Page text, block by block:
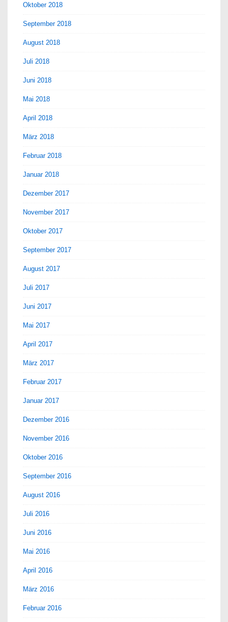
Oktober 2018
September 2018
August 2018
Juli 2018
Juni 2018
Mai 2018
April 2018
März 2018
Februar 2018
Januar 2018
Dezember 2017
November 2017
Oktober 2017
September 2017
August 2017
Juli 2017
Juni 2017
Mai 2017
April 2017
März 2017
Februar 2017
Januar 2017
Dezember 2016
November 2016
Oktober 2016
September 2016
August 2016
Juli 2016
Juni 2016
Mai 2016
April 2016
März 2016
Februar 2016